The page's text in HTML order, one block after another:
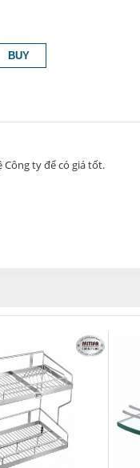
Công ty để có giá tốt.